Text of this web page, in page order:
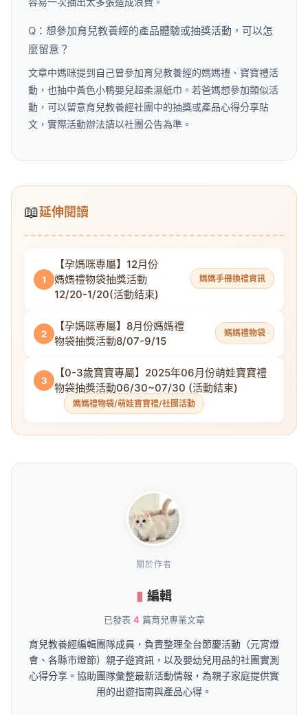
Q：想參加育兒教養經的產品體驗或抽獎活動，可以怎
麼留意？
文章中媽咪提到自己曾參加育兒教養經的媽媽禮、寶寶禮活
動，也抽中黃色小鴨嬰兒超柔濕紙巾。若爸媽想參加類似活
動，可以留意育兒教養經社團中的抽獎或產品心得分享貼
文，實際活動辦法請以社團公告為準。
📖延伸閱讀
1
【孕媽咪專屬】12月份
媽媽禮物袋抽獎活動
12/20-1/20(活動結束)
媽媽手冊換禮資訊
2
【孕媽咪專屬】8月份媽媽禮
物袋抽獎活動8/07-9/15
媽媽禮物袋
3
【0-3歲寶寶專屬】2025年06月份萌娃寶寶禮
物袋抽獎活動06/30~07/30 (活動結束)
媽媽禮物袋/萌娃寶寶禮/社團活動
關於作者
編輯
已發表 4篇育兒專業文章
育兒教養經編輯團隊成員，負責整理全台節慶活動（元宵燈
會、各縣市燈節）親子遊資訊，以及嬰幼兒用品的社團實測
心得分享。協助團隊彙整最新活動情報，為親子家庭提供實
用的出遊指南與產品心得。